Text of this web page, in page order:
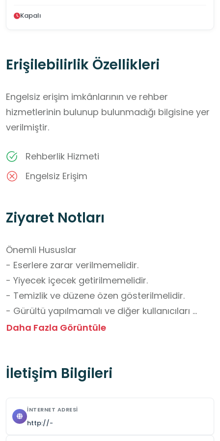
Kapalı
Erişilebilirlik Özellikleri
Engelsiz erişim imkânlarının ve rehber
hizmetlerinin bulunup bulunmadığı bilgisine yer
verilmiştir.
Rehberlik Hizmeti
Engelsiz Erişim
Ziyaret Notları
Önemli Hususlar
- Eserlere zarar verilmemelidir.
- Yiyecek içecek getirilmemelidir.
- Temizlik ve düzene özen gösterilmelidir.
- Gürültü yapılmamalı ve diğer kullanıcıları
rahatsız edecek davranışlardan kaçınılmalıdır.
- Bireysel Öğrenme ve Araştırma
Daha Fazla Görüntüle
İletişim Bilgileri
İNTERNET ADRESI
http://-